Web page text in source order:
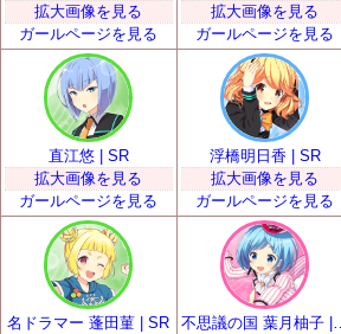
拡大画像を見る
ガールページを見る
拡大画像を見る
ガールページを見る
直江悠 | SR
拡大画像を見る
ガールページを見る
浮橋明日香 | SR
拡大画像を見る
ガールページを見る
名ドラマー 蓬田菫 | SR
不思議の国 葉月柚子 | SR